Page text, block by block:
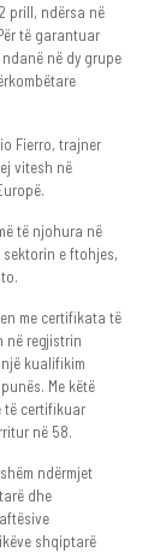
prill, ndërsa në
të garantuar
në dy grupe
Fierro, trajner
vitesh në
të njohura në
e ftohjes,
me certifikata të
në regjistrin
kualifikim
Me këtë
të certifikuar
në 58.
ndërmjet
dhe
shqiptarë